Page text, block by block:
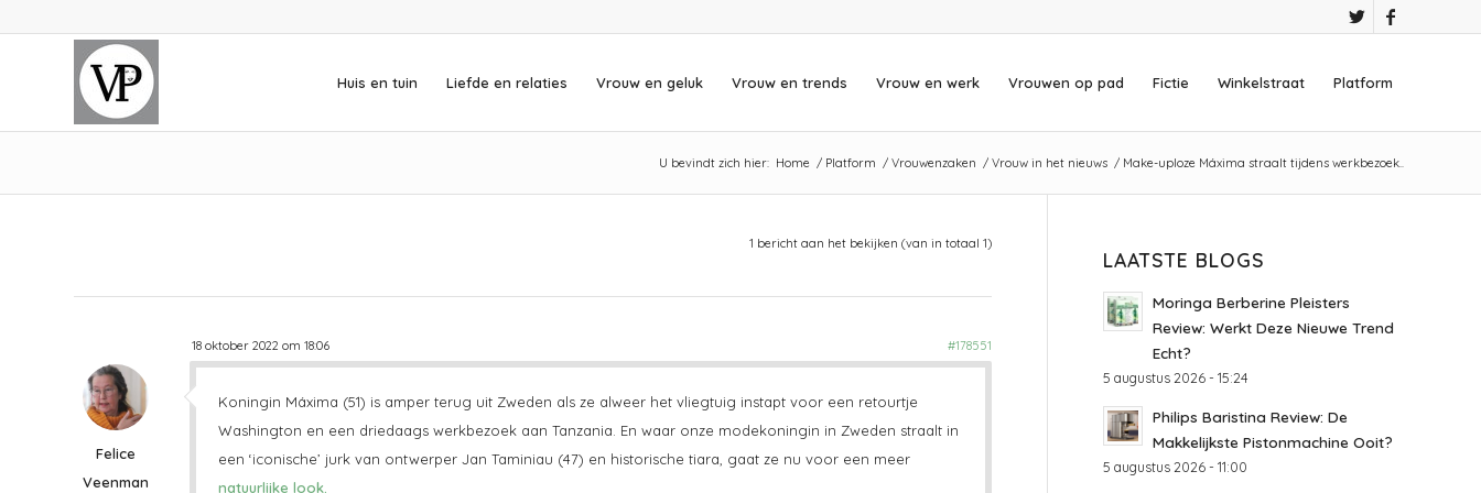
Huis en tuin Liefde en relaties Vrouw en geluk Vrouw en trends Vrouw en werk Vrouwen op pad Fictie Winkelstraat Platform
U bevindt zich hier: Home / Platform / Vrouwenzaken / Vrouw in het nieuws / Make-uploze Máxima straalt tijdens werkbezoek..
1 bericht aan het bekijken (van in totaal 1)
18 oktober 2022 om 18:06 #178551
Felice
Veenman
Koningin Máxima (51) is amper terug uit Zweden als ze alweer het vliegtuig instapt voor een retourtje
Washington en een driedaags werkbezoek aan Tanzania. En waar onze modekoningin in Zweden straalt in
een ‘iconische’ jurk van ontwerper Jan Taminiau (47) en historische tiara, gaat ze nu voor een meer
natuurlijke look.
LAATSTE BLOGS
Moringa Berberine Pleisters
Review: Werkt Deze Nieuwe Trend
Echt?
5 augustus 2026 - 15:24
Philips Baristina Review: De
Makkelijkste Pistonmachine Ooit?
5 augustus 2026 - 11:00